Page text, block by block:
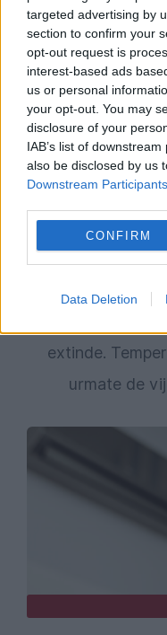
targeted advertising by
section to confirm your
opt-out request is
interest-based ads
us or personal
your opt-out. You may
disclosure of your
IAB’s list of
also be disclosed by us
Downstream Participants
CONFIRM
Data Deletion
extinde.
urmate de